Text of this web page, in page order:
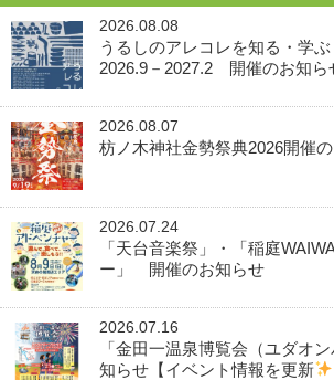
2026.08.08
うるしのアレコレを知る・学
2026.9－2027.2 開催のお知ら
2026.08.07
枋ノ木神社金勢祭典2026開催
2026.07.24
「天台音楽祭」・「稲庭
ー」 開催のお知らせ
2026.07.16
「金田一温泉博覧会（ユダオ
知らせ【イベント情報を更新